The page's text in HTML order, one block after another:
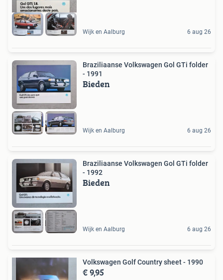
Wijk en Aalburg 6 aug 26
Braziliaanse Volkswagen Gol GTi folder
- 1991
Bieden
Wijk en Aalburg 6 aug 26
Braziliaanse Volkswagen Gol GTi folder
- 1992
Bieden
Wijk en Aalburg 6 aug 26
Volkswagen Golf Country sheet - 1990
€ 9,95